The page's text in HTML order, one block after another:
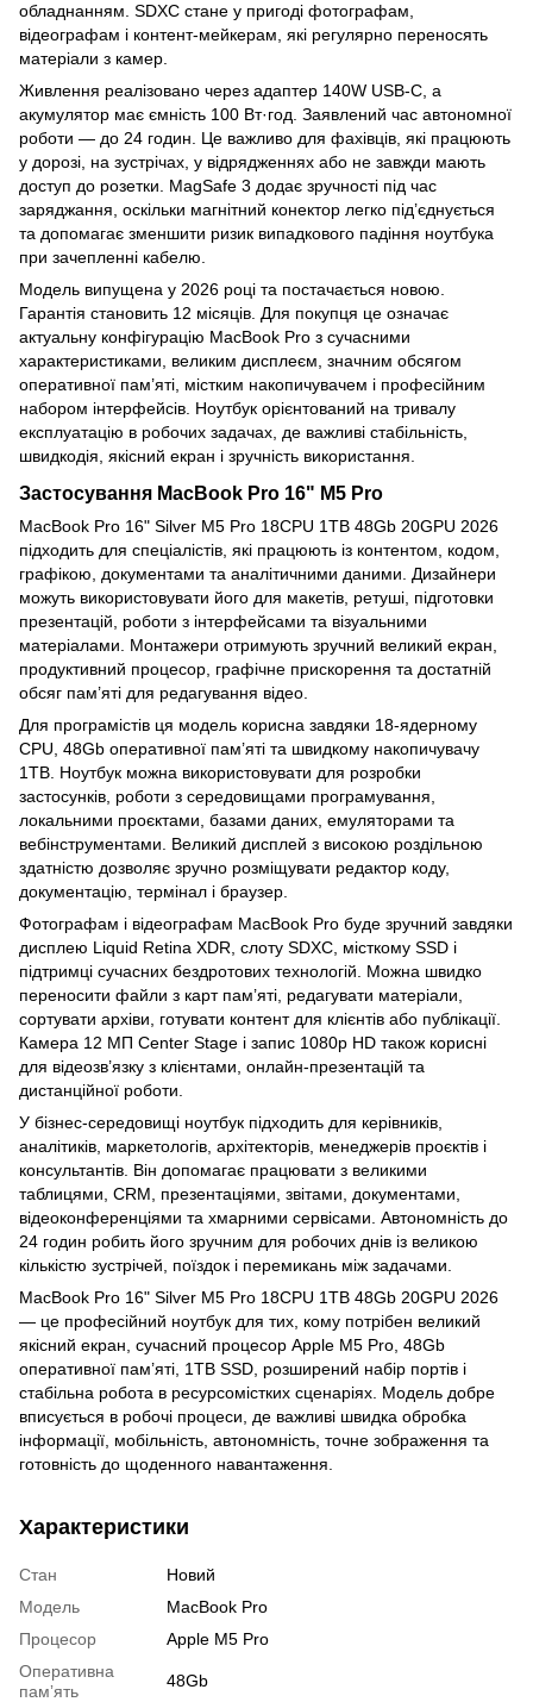
обладнанням. SDXC стане у пригоді фотографам,
відеографам і контент-мейкерам, які регулярно переносять
матеріали з камер.
Живлення реалізовано через адаптер 140W USB-C, а
акумулятор має ємність 100 Вт·год. Заявлений час автономної
роботи — до 24 годин. Це важливо для фахівців, які працюють
у дорозі, на зустрічах, у відрядженнях або не завжди мають
доступ до розетки. MagSafe 3 додає зручності під час
заряджання, оскільки магнітний конектор легко під’єднується
та допомагає зменшити ризик випадкового падіння ноутбука
при зачепленні кабелю.
Модель випущена у 2026 році та постачається новою.
Гарантія становить 12 місяців. Для покупця це означає
актуальну конфігурацію MacBook Pro з сучасними
характеристиками, великим дисплеєм, значним обсягом
оперативної пам’яті, містким накопичувачем і професійним
набором інтерфейсів. Ноутбук орієнтований на тривалу
експлуатацію в робочих задачах, де важливі стабільність,
швидкодія, якісний екран і зручність використання.
Застосування MacBook Pro 16" M5 Pro
MacBook Pro 16" Silver M5 Pro 18CPU 1TB 48Gb 20GPU 2026
підходить для спеціалістів, які працюють із контентом, кодом,
графікою, документами та аналітичними даними. Дизайнери
можуть використовувати його для макетів, ретуші, підготовки
презентацій, роботи з інтерфейсами та візуальними
матеріалами. Монтажери отримують зручний великий екран,
продуктивний процесор, графічне прискорення та достатній
обсяг пам’яті для редагування відео.
Для програмістів ця модель корисна завдяки 18-ядерному
CPU, 48Gb оперативної пам’яті та швидкому накопичувачу
1TB. Ноутбук можна використовувати для розробки
застосунків, роботи з середовищами програмування,
локальними проєктами, базами даних, емуляторами та
вебінструментами. Великий дисплей з високою роздільною
здатністю дозволяє зручно розміщувати редактор коду,
документацію, термінал і браузер.
Фотографам і відеографам MacBook Pro буде зручний завдяки
дисплею Liquid Retina XDR, слоту SDXC, місткому SSD і
підтримці сучасних бездротових технологій. Можна швидко
переносити файли з карт пам’яті, редагувати матеріали,
сортувати архіви, готувати контент для клієнтів або публікації.
Камера 12 МП Center Stage і запис 1080p HD також корисні
для відеозв’язку з клієнтами, онлайн-презентацій та
дистанційної роботи.
У бізнес-середовищі ноутбук підходить для керівників,
аналітиків, маркетологів, архітекторів, менеджерів проєктів і
консультантів. Він допомагає працювати з великими
таблицями, CRM, презентаціями, звітами, документами,
відеоконференціями та хмарними сервісами. Автономність до
24 годин робить його зручним для робочих днів із великою
кількістю зустрічей, поїздок і перемикань між задачами.
MacBook Pro 16" Silver M5 Pro 18CPU 1TB 48Gb 20GPU 2026
— це професійний ноутбук для тих, кому потрібен великий
якісний екран, сучасний процесор Apple M5 Pro, 48Gb
оперативної пам’яті, 1TB SSD, розширений набір портів і
стабільна робота в ресурсомістких сценаріях. Модель добре
вписується в робочі процеси, де важливі швидка обробка
інформації, мобільність, автономність, точне зображення та
готовність до щоденного навантаження.
Характеристики
Стан
Новий
Модель
MacBook Pro
Процесор
Apple M5 Pro
Оперативна
памʼять
48Gb